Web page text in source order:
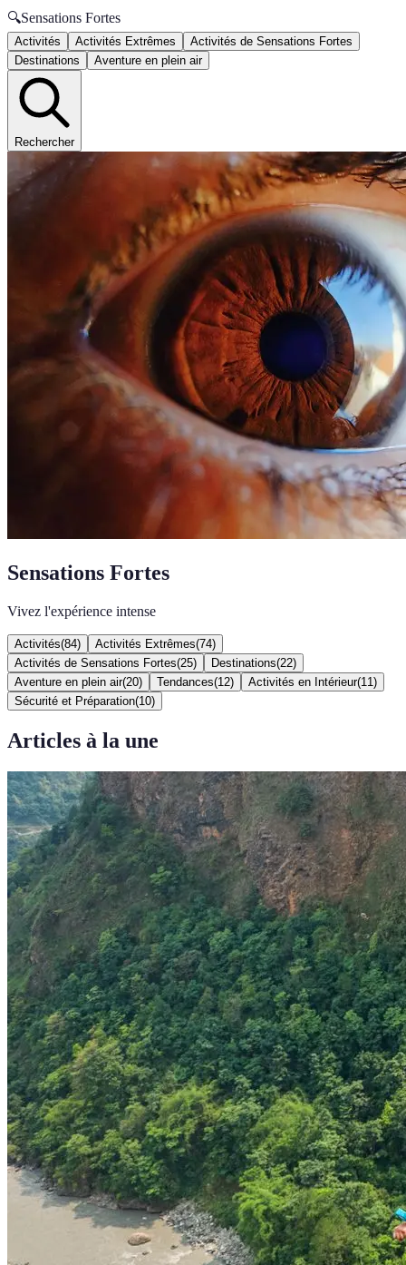
🔍Sensations Fortes
Activités Activités Extrêmes
Activités de Sensations Fortes
Destinations
Aventure en plein air
Rechercher
Sensations Fortes
Vivez l'expérience intense
Activités(84) Activités Extrêmes(74)
Activités de Sensations Fortes(25) Destinations(22)
Aventure en plein air(20) Tendances(12) Activités en Intérieur(11 )
Sécurité et Préparation(10)
Articles à la une